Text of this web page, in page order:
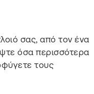
σας, από τον ένα
όσα περισσότερα
τους